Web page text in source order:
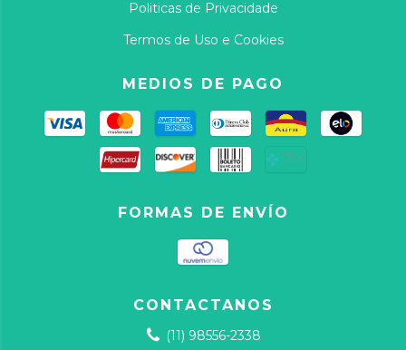
Politicas de Privacidade
Termos de Uso e Cookies
MEDIOS DE PAGO
FORMAS DE ENVÍO
CONTACTANOS
(11) 98556-2338